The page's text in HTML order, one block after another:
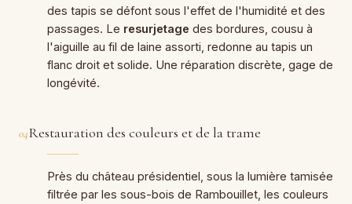
des tapis se défont sous l'effet de l'humidité et des
passages. Le resurjetage des bordures, cousu à
l'aiguille au fil de laine assorti, redonne au tapis un
flanc droit et solide. Une réparation discrète, gage de
longévité.
04Restauration des couleurs et de la trame
Près du château présidentiel, sous la lumière tamisée
filtrée par les sous-bois de Rambouillet, les couleurs